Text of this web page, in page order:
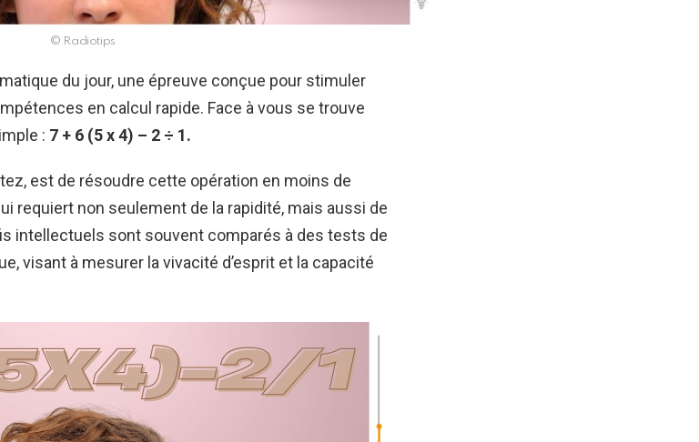
© Radiotips
du jour, une épreuve conçue pour stimuler
en calcul rapide. Face à vous se trouve
: 7 + 6 (5 x 4) – 2 ÷ 1.
est de résoudre cette opération en moins de
requiert non seulement de la rapidité, mais aussi de
intellectuels sont souvent comparés à des tests de
visant à mesurer la vivacité d’esprit et la capacité